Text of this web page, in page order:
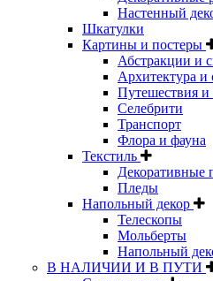
Настенный
Шкатулки
Картины и постеры
Абстракции и
Архитектура и
Путешествия и
Селебрити
Транспорт
Флора и фауна
Текстиль
Декоративные
Пледы
Напольный декор
Телескопы
Мольберты
Напольный
В НАЛИЧИИ И В ПУТИ